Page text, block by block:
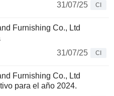
31/07/25
CI
Furnishing Co., Ltd
31/07/25
CI
Furnishing Co., Ltd
para el año 2024.